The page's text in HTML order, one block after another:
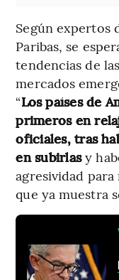
Según expertos
Paribas, se
tendencias de
mercados
“Los países de
primeros en
oficiales, tras
en subirlasy
agresividad
que ya muestra